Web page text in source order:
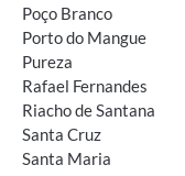
Poço Branco
Porto do Mangue
Pureza
Rafael Fernandes
Riacho de Santana
Santa Cruz
Santa Maria